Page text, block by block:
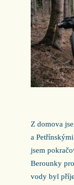
Z domova
a
jsem
Berounky
vody byl